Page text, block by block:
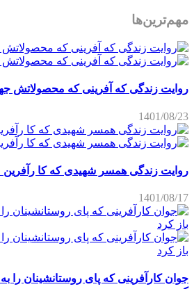
زندگی که آفرینی که محصولاتش
1401/
زندگی همسر شهیدی که کا رآفرین
1401/
کارآفرینی که پای روستانشینان را به